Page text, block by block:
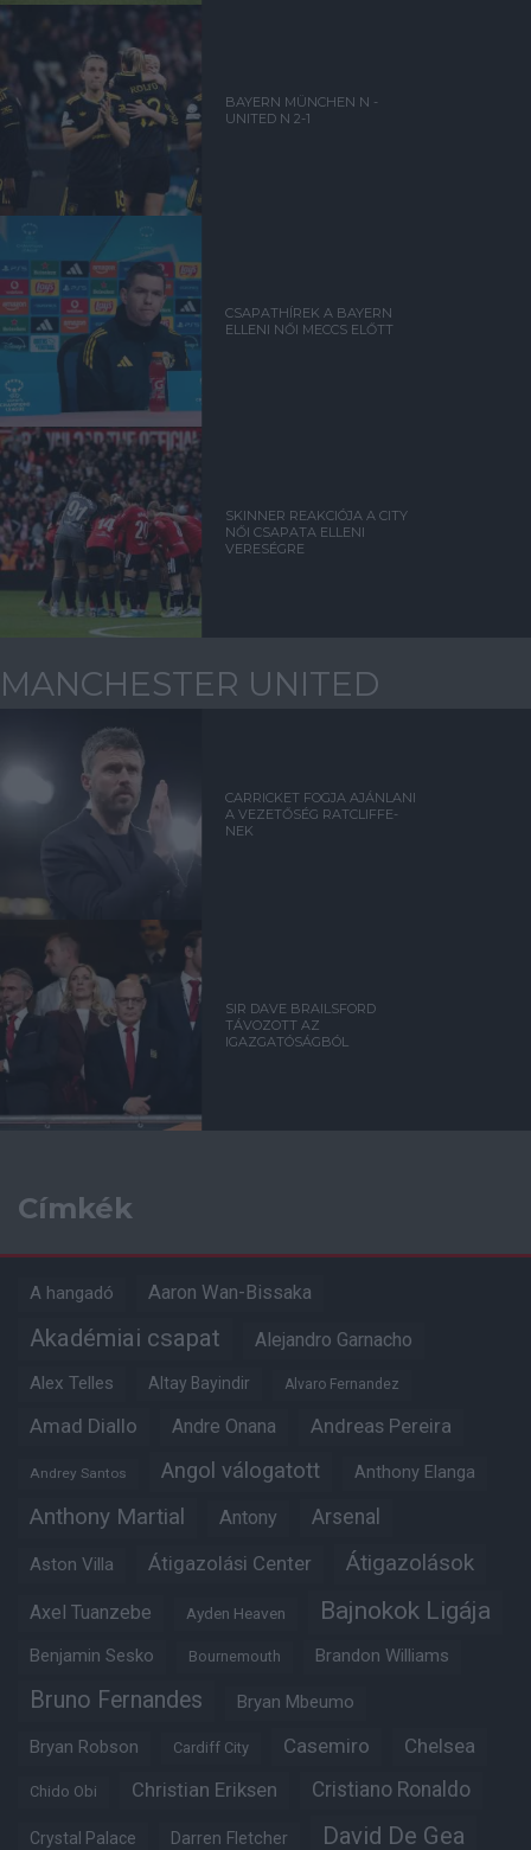
BAYERN MÜNCHEN N -
UNITED N 2-1
CSAPATHÍREK A BAYERN
ELLENI NŐI MECCS ELŐTT
SKINNER REAKCIÓJA A CITY
NŐI CSAPATA ELLENI
VERESÉGRE
MANCHESTER UNITED
CARRICKET FOGJA AJÁNLANI
A VEZETŐSÉG RATCLIFFE-
NEK
SIR DAVE BRAILSFORD
TÁVOZOTT AZ
IGAZGATÓSÁGBÓL
Címkék
A hangadó Aaron Wan-Bissaka
Akadémiai csapat Alejandro Garnacho
Alex Telles Altay Bayindir Alvaro Fernandez
Amad Diallo Andre Onana Andreas Pereira
Andrey Santos Angol válogatott Anthony Elanga
Anthony Martial Antony Arsenal
Aston Villa Átigazolási Center Átigazolások
Axel Tuanzebe Ayden Heaven Bajnokok Ligája
Benjamin Sesko Bournemouth Brandon Williams
Bruno Fernandes Bryan Mbeumo
Bryan Robson Cardiff City Casemiro Chelsea
Chido Obi Christian Eriksen Cristiano Ronaldo
Crystal Palace Darren Fletcher David De Gea